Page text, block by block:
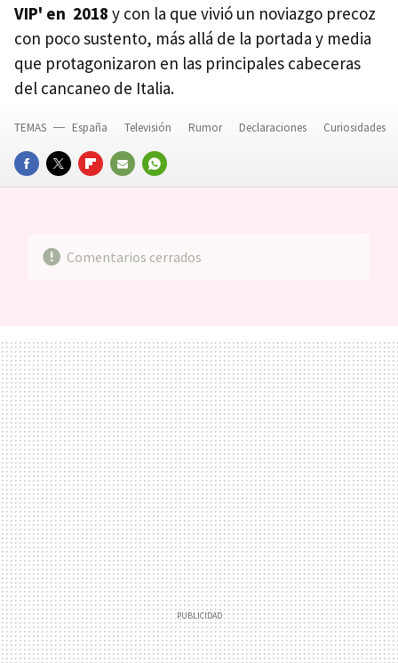
VIP' en 2018 y con la que vivió un noviazgo precoz
con poco sustento, más allá de la portada y media
que protagonizaron en las principales cabeceras
del cancaneo de Italia.
FACEBOOKTWITTERFLIPBOARD
E-
WHATSAPP
TEMAS España Televisión Rumor Declaraciones Curiosidades
Comentarios cerrados